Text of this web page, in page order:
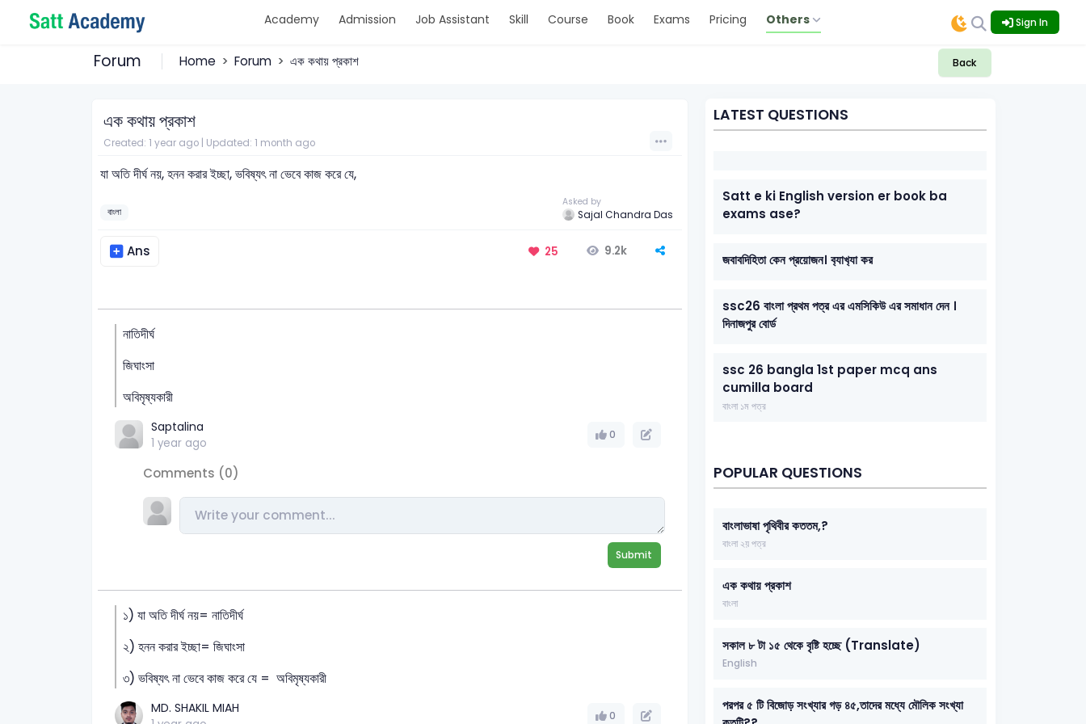
Academy Admission Job Assistant Skill Course Book Exams Pricing Others Sign In
Forum Home Forum এক কথায় প্রকাশ Back
এক কথায় প্রকাশ
Created: 1 year ago | Updated: 1 month ago
যা অতি দীর্ঘ নয়, হনন করার ইচ্ছা, ভবিষ্যৎ না ভেবে কাজ করে যে,
বাংলা
Asked by
Sajal Chandra Das
Ans 25 9.2k
নাতিদীর্ঘ
জিঘাংসা
অবিমৃষ্যকারী
Saptalina
1 year ago
0
Comments (0)
Submit
১) যা অতি দীর্ঘ নয়= নাতিদীর্ঘ
২) হনন করার ইচ্ছা= জিঘাংসা
৩) ভবিষ্যৎ না ভেবে কাজ করে যে = অবিমৃষ্যকারী
MD. SHAKIL MIAH 0
LATEST QUESTIONS
Satt e ki English version er book ba
exams ase?
জবাবদিহিতা কেন প্রয়োজন। ব‍্যাখ‍্যা কর
ssc26 বাংলা প্রথম পত্র এর এমসিকিউ এর সমাধান দেন ।
দিনাজপুর বোর্ড
ssc 26 bangla 1st paper mcq ans
cumilla board
বাংলা ১ম পত্র
POPULAR QUESTIONS
বাংলাভাষা পৃথিবীর কততম,?
বাংলা ২য় পত্র
এক কথায় প্রকাশ
বাংলা
সকাল ৮ টা ১৫ থেকে বৃষ্টি হচ্ছে (Translate)
English
পরপর ৫ টি বিজোড় সংখ্যার গড় ৪৫,তাদের মধ্যে মৌলিক সংখ্যা